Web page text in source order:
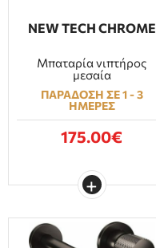
NEW TECH CHROME
Μπαταρία νιπτήρος
μεσαία
ΠΑΡΑΔΟΣΗ ΣΕ 1 - 3
ΗΜΕΡΕΣ
175.00€